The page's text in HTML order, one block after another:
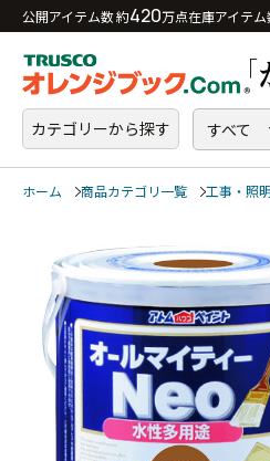
公開アイテム数 約420万点在庫アイテ
カテゴリーから探す すべて
ホーム 商品カテゴリ一覧 工事・照